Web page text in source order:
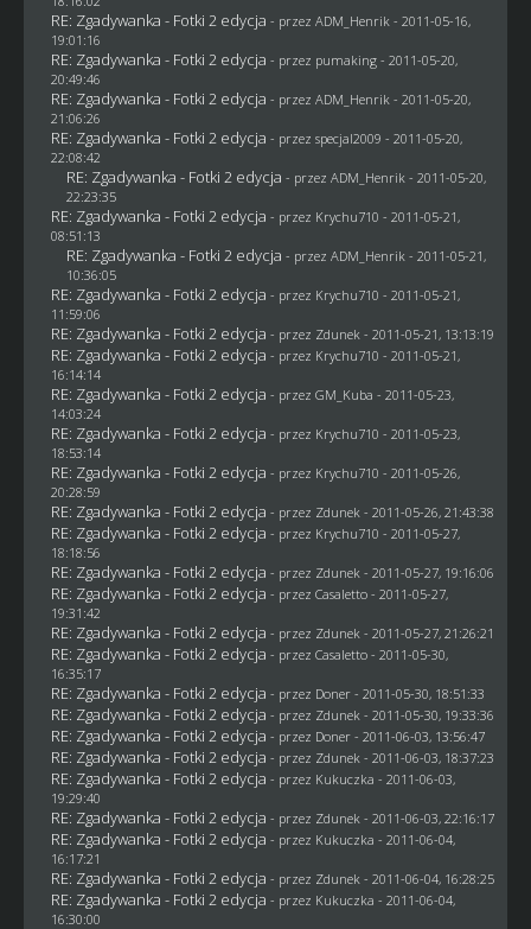
RE: Zgadywanka - Fotki 2 edycja - przez ADM_Henrik - 2011-05-16,
19:01:16
RE: Zgadywanka - Fotki 2 edycja - przez pumaking- 2011-05-20,
20:49:46
RE: Zgadywanka - Fotki 2 edycja - przez ADM_Henrik - 2011-05-20,
21:06:26
RE: Zgadywanka - Fotki 2 edycja - przez specjal2009 - 2011-05-20,
22:08:42
RE: Zgadywanka - Fotki 2 edycja - przez ADM_Henrik - 2011-05-20,
22:23:35
RE: Zgadywanka - Fotki 2 edycja - przez Krychu710 - 2011-05-21,
08:51:13
RE: Zgadywanka - Fotki 2 edycja - przez ADM_Henrik - 2011-05-21,
10:36:05
RE: Zgadywanka - Fotki 2 edycja - przez Krychu710 - 2011-05-21,
11:59:06
RE: Zgadywanka - Fotki 2 edycja - przez Zdunek - 2011-05-21, 13:13:19
RE: Zgadywanka - Fotki 2 edycja - przez Krychu710 - 2011-05-21,
16:14:14
RE: Zgadywanka - Fotki 2 edycja - przez GM_Kuba - 2011-05-23,
14:03:24
RE: Zgadywanka - Fotki 2 edycja - przez Krychu710 - 2011-05-23,
18:53:14
RE: Zgadywanka - Fotki 2 edycja - przez Krychu710 - 2011-05-26,
20:28:59
RE: Zgadywanka - Fotki 2 edycja - przez Zdunek - 2011-05-26, 21:43:38
RE: Zgadywanka - Fotki 2 edycja - przez Krychu710 - 2011-05-27,
18:18:56
RE: Zgadywanka - Fotki 2 edycja - przez Zdunek - 2011-05-27, 19:16:06
RE: Zgadywanka - Fotki 2 edycja - przez Casaletto- 2011-05-27,
19:31:42
RE: Zgadywanka - Fotki 2 edycja - przez Zdunek - 2011-05-27, 21:26:21
RE: Zgadywanka - Fotki 2 edycja - przez Casaletto- 2011-05-30,
16:35:17
RE: Zgadywanka - Fotki 2 edycja - przez Doner- 2011-05-30, 18:51:33
RE: Zgadywanka - Fotki 2 edycja - przez Zdunek - 2011-05-30, 19:33:36
RE: Zgadywanka - Fotki 2 edycja - przez Doner- 2011-06-03, 13:56:47
RE: Zgadywanka - Fotki 2 edycja - przez Zdunek - 2011-06-03, 18:37:23
RE: Zgadywanka - Fotki 2 edycja - przez Kukuczka - 2011-06-03,
19:29:40
RE: Zgadywanka - Fotki 2 edycja - przez Zdunek - 2011-06-03, 22:16:17
RE: Zgadywanka - Fotki 2 edycja - przez Kukuczka - 2011-06-04,
16:17:21
RE: Zgadywanka - Fotki 2 edycja - przez Zdunek - 2011-06-04, 16:28:25
RE: Zgadywanka - Fotki 2 edycja - przez Kukuczka - 2011-06-04,
16:30:00